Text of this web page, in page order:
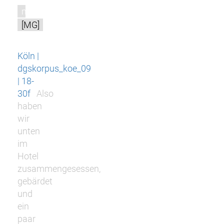
m
[MG]
Köln |
dgskorpus_koe_09
| 18-
30f
Also
haben
wir
unten
im
Hotel
zusammengesessen,
gebärdet
und
ein
paar